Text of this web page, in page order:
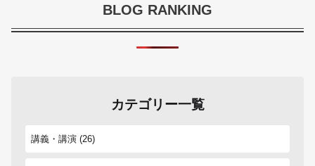
BLOG RANKING
カテゴリー一覧
講義・講演 (26)